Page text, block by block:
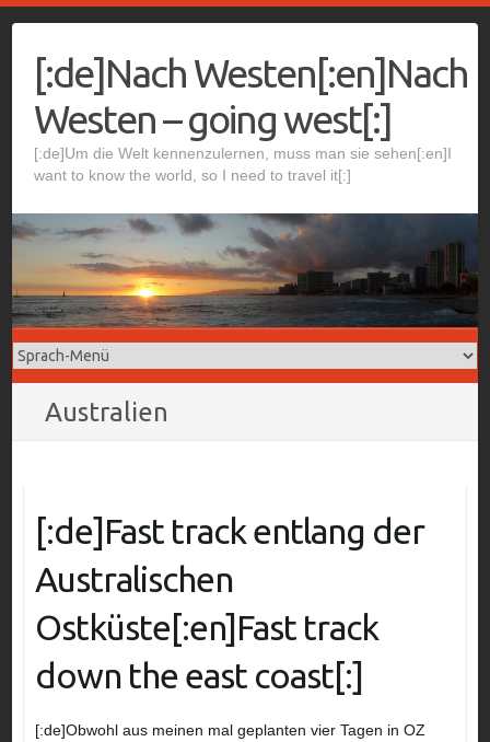
content[:de]Nach Westen[:en]Nach
Westen – going west[:]
[:de]Um die Welt kennenzulernen, muss man sie sehen[:en]I
want to know the world, so I need to travel it[:]
Australien
[:de]Fast track entlang der
Australischen
Ostküste[:en]Fast track
down the east coast[:]
[:de]Obwohl aus meinen mal geplanten vier Tagen in OZ